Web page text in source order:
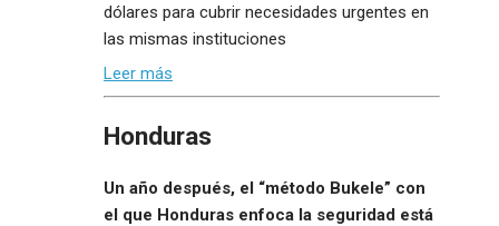
dólares para cubrir necesidades urgentes en
las mismas instituciones
Leer más
Honduras
Un año después, el “método Bukele” con
el que Honduras enfoca la seguridad está